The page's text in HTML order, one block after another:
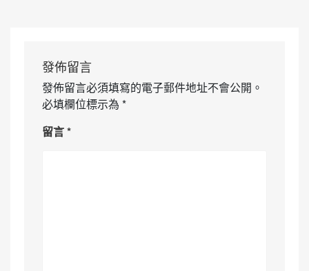
發佈留言
發佈留言必須填寫的電子郵件地址不會公開。
必填欄位標示為 *
留言*